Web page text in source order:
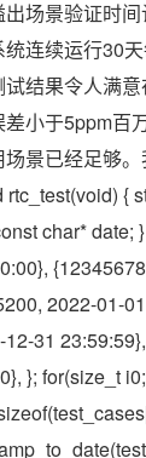
场景验证时间
连续运行30
试结果令人满
小于5ppm百
景已经足够
{
char* date;
2022-01-
31
}; for(size_t i0;